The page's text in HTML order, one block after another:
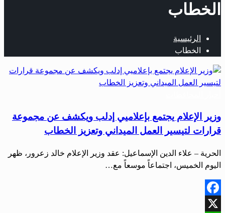
الخطاب
الرئيسية
الخطاب
وزير الإعلام يجتمع بإعلاميي إدلب ويكشف عن مجموعة
قرارات لتيسير العمل الميداني وتعزيز الخطاب
الحرية – علاء الدين الإسماعيل: عقد وزير الإعلام خالد زعرور، ظهر
اليوم الخميس، اجتماعاً موسعاً مع…
Facebook